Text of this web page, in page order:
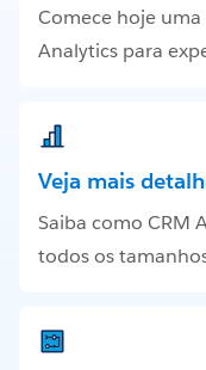
Comece hoje
Analytics para
Veja mais
Saiba como CRM
todos os